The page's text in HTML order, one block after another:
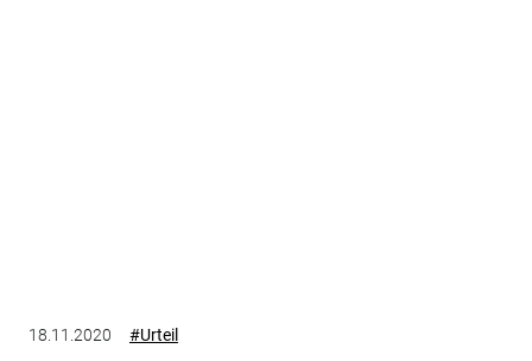
18.11.2020 #Urteil